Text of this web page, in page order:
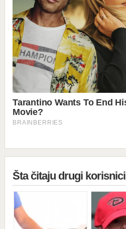
Šta čitaju drugi korisnici